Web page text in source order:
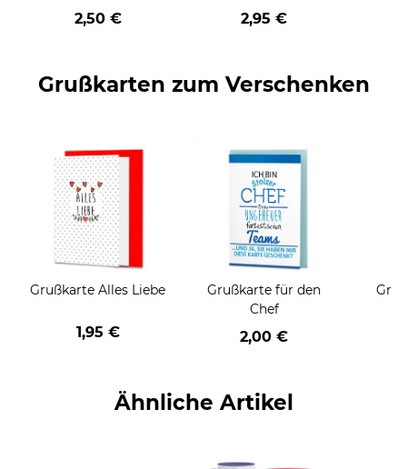
2,50 €
geschenkt
2,95 €
Grußkarten zum Verschenken
Grußkarte Alles Liebe
1,95 €
Grußkarte für den
Chef
2,00 €
Ähnliche Artikel